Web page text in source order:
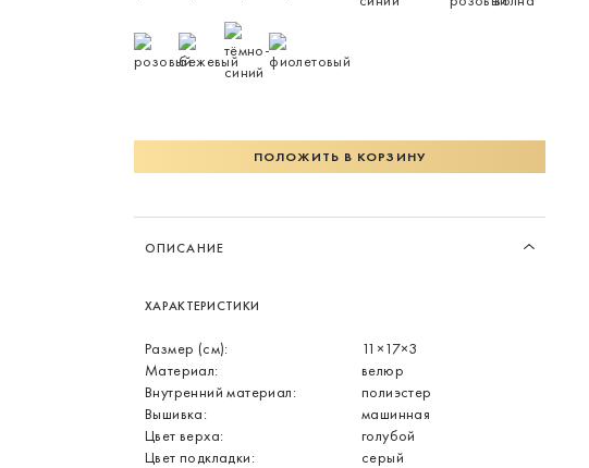
ПОЛОЖИТЬ В КОРЗИНУ
ОПИСАНИЕ
ХАРАКТЕРИСТИКИ
Размер (см):
11×17×3
Материал:
велюр
Внутренний материал:
полиэстер
Вышивка:
машинная
Цвет верха:
голубой
Цвет подкладки:
серый